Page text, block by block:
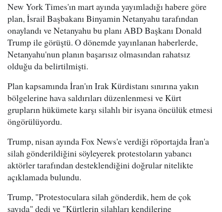
New York Times'ın mart ayında yayımladığı habere göre
plan, İsrail Başbakanı Binyamin Netanyahu tarafından
onaylandı ve Netanyahu bu planı ABD Başkanı Donald
Trump ile görüştü. O dönemde yayınlanan haberlerde,
Netanyahu'nun planın başarısız olmasından rahatsız
olduğu da belirtilmişti.
Plan kapsamında İran'ın Irak Kürdistanı sınırına yakın
bölgelerine hava saldırıları düzenlenmesi ve Kürt
grupların hükümete karşı silahlı bir isyana öncülük etmesi
öngörülüyordu.
Trump, nisan ayında Fox News'e verdiği röportajda İran'a
silah gönderildiğini söyleyerek protestoların yabancı
aktörler tarafından desteklendiğini doğrular nitelikte
açıklamada bulundu.
Trump, "Protestoculara silah gönderdik, hem de çok
sayıda" dedi ve "Kürtlerin silahları kendilerine